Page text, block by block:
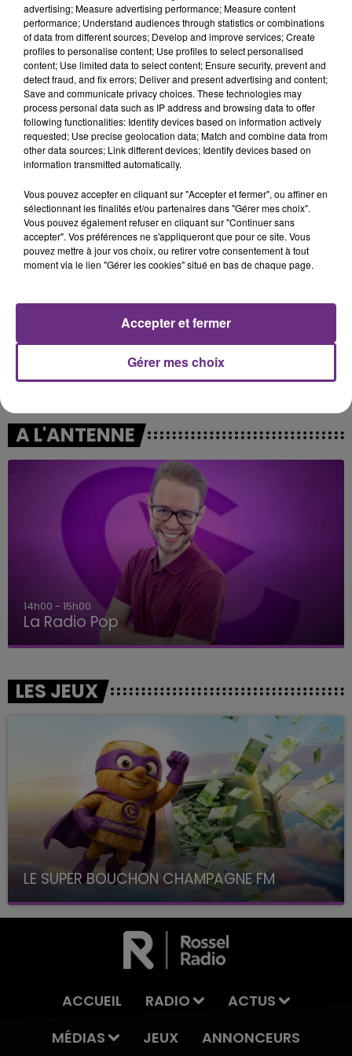
GREGORY LEMARCHAL
Ecris L'histoire
JENNIFER LOPEZ & DAVID GUETTA
21h55
21h55
ADELE CASTILLON
Ete Avec Toi
21h53
21h53
CAMERON WHITCOMB
Medusa
A L'ANTENNE
14h00 - 15h00
La Radio Pop
LES JEUX
LE SUPER BOUCHON CHAMPAGNE FM
avec La Famille Champagne FM, à 8H10
ACCUEIL RADIO
ACTUS
MÉDIAS
JEUX ANNONCEURS
advertising; Measure advertising performance; Measure content
performance; Understand audiences through statistics or combinations
of data from different sources; Develop and improve services; Create
profiles to personalise content; Use profiles to select personalised
content; Use limited data to select content; Ensure security, prevent and
detect fraud, and fix errors; Deliver and present advertising and content;
Save and communicate privacy choices. These technologies may
process personal data such as IP address and browsing data to offer
following functionalities: Identify devices based on information actively
requested; Use precise geolocation data; Match and combine data from
other data sources; Link different devices; Identify devices based on
information transmitted automatically.
Vous pouvez accepter en cliquant sur "Accepter et fermer", ou affiner en
sélectionnant les finalités et/ou partenaires dans "Gérer mes choix".
Vous pouvez également refuser en cliquant sur "Continuer sans
accepter". Vos préférences ne s'appliqueront que pour ce site. Vous
pouvez mettre à jour vos choix, ou retirer votre consentement à tout
moment via le lien "Gérer les cookies" situé en bas de chaque page.
Gérer mes choix
Accepter et fermer